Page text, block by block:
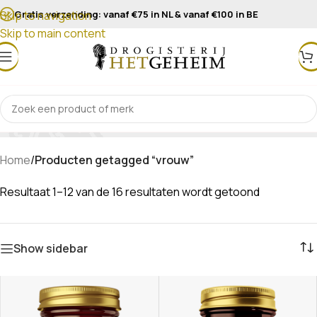
Skip to navigation
Skip to main content
Gratis verzending: vanaf €75 in NL & vanaf €100 in BE
vrouw
Home/Producten getagged “vrouw”
Resultaat 1–12 van de 16 resultaten wordt getoond
Show sidebar